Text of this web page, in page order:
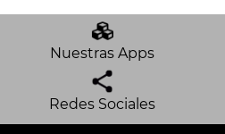
Nuestras Apps
Redes Sociales